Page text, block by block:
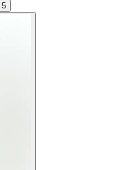
5